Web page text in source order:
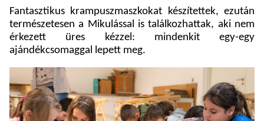
Fantasztikus krampuszmaszkokat készítettek, ezután
természetesen a Mikulással is találkozhattak, aki nem
érkezett üres kézzel: mindenkit egy-egy
ajándékcsomaggal lepett meg.